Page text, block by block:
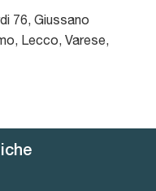
76, Giussano
Lecco, Varese,